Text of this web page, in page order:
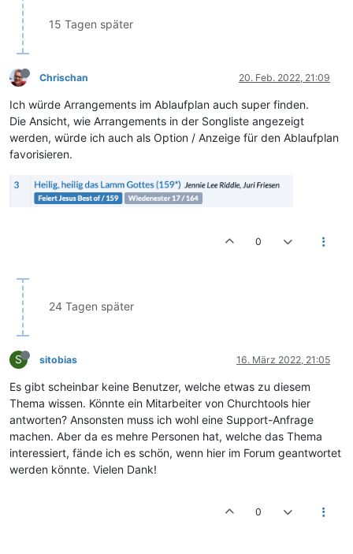
15 Tagen später
Chrischan 20. Feb. 2022, 21:09
Ich würde Arrangements im Ablaufplan auch super finden.
Die Ansicht, wie Arrangements in der Songliste angezeigt
werden, würde ich auch als Option / Anzeige für den Ablaufplan
favorisieren.
0
24 Tagen später
S sitobias 16. März 2022, 21:05
Es gibt scheinbar keine Benutzer, welche etwas zu diesem
Thema wissen. Könnte ein Mitarbeiter von Churchtools hier
antworten? Ansonsten muss ich wohl eine Support-Anfrage
machen. Aber da es mehre Personen hat, welche das Thema
interessiert, fände ich es schön, wenn hier im Forum geantwortet
werden könnte. Vielen Dank!
0